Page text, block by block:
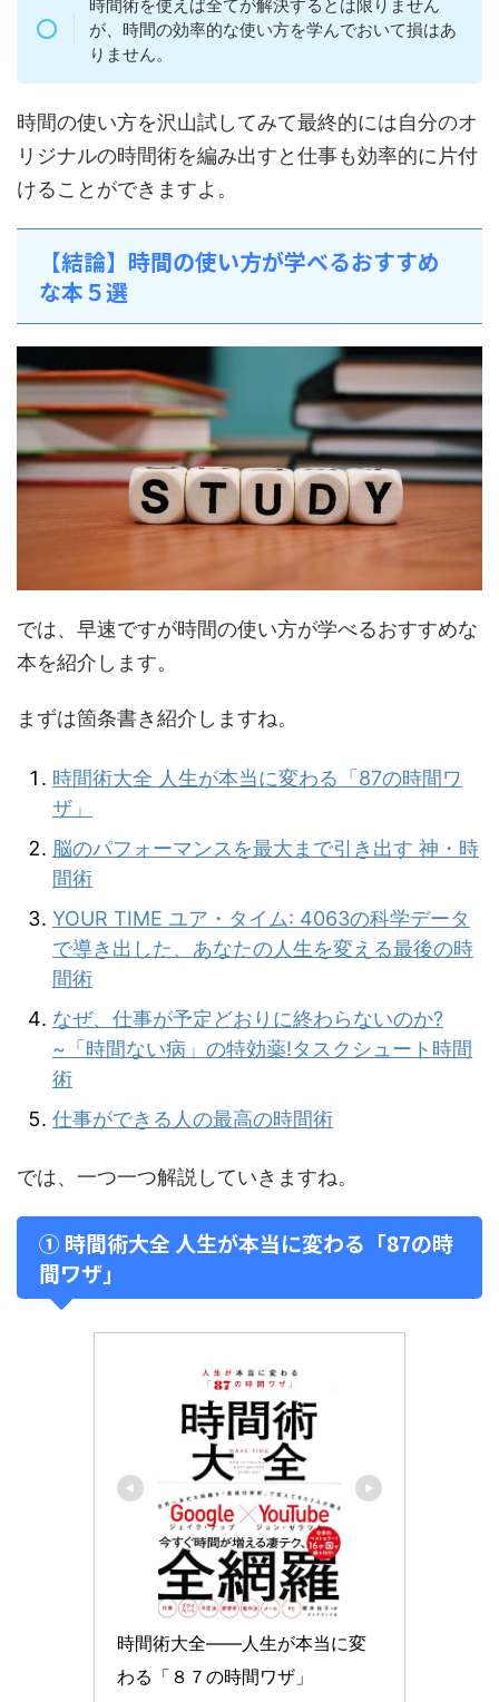
時間術を使えば全てが解決するとは限りません
が、時間の効率的な使い方を学んでおいて損はあ
りません。
時間の使い方を沢山試してみて最終的には自分のオ
リジナルの時間術を編み出すと仕事も効率的に片付
けることができますよ。
【結論】時間の使い方が学べるおすすめ
な本５選
では、早速ですが時間の使い方が学べるおすすめな
本を紹介します。
まずは箇条書き紹介しますね。
時間術大全 人生が本当に変わる「87の時間ワ
ザ」
脳のパフォーマンスを最大まで引き出す 神・時
間術
YOUR TIME ユア・タイム: 4063の科学データ
で導き出した、あなたの人生を変える最後の時
間術
なぜ、仕事が予定どおりに終わらないのか?
~「時間ない病」の特効薬!タスクシュート時間
術
仕事ができる人の最高の時間術
では、一つ一つ解説していきますね。
① 時間術大全 人生が本当に変わる「87の時
間ワザ」
時間術大全――人生が本当に変
わる「８７の時間ワザ」